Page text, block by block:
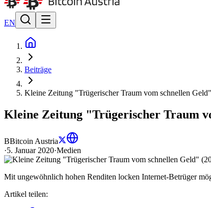
EN
Beiträge
Kleine Zeitung "Trügerischer Traum vom schnellen
Kleine Zeitung "Trügerischer Traum
BBitcoin Austria
·5. Januar 2020·Medien
Mit ungewöhnlich hohen Renditen locken Internet-Betrüger
Artikel teilen: